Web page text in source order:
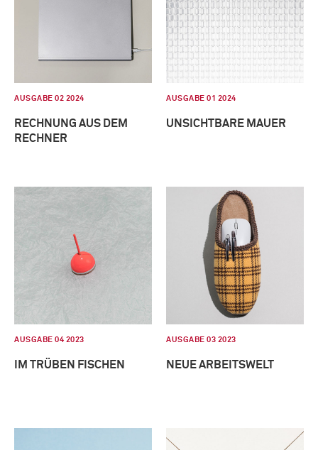
AUSGABE 02 2024
RECHNUNG AUS DEM
RECHNER
AUSGABE 01 2024
UNSICHTBARE MAUER
AUSGABE 04 2023
IM TRÜBEN FISCHEN
AUSGABE 03 2023
NEUE ARBEITSWELT